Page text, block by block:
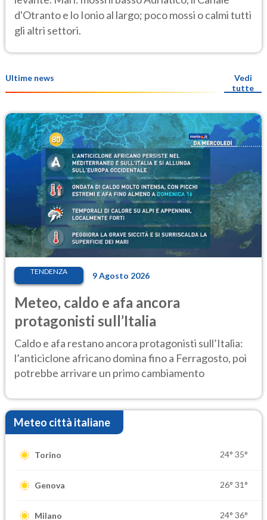
d'Otranto e lo Ionio al largo; poco mossi o calmi tutti
gli altri settori.
Ultime news
Vedi
tutte
TENDENZA 9 Agosto 2026
Meteo, caldo e afa ancora
protagonisti sull’Italia
Caldo e afa restano ancora protagonisti sull’Italia:
l’anticiclone africano domina fino a Ferragosto, poi
potrebbe arrivare un primo cambiamento
Meteo città italiane
Torino 24° 35°
Genova 26° 31°
Milano 24° 36°